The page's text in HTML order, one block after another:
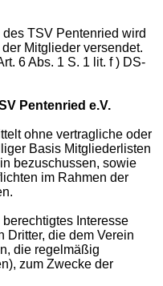
TSV Pentenried wird
Mitglieder versendet.
6 Abs. 1 S. 1 lit. f ) DS-
Pentenried e.V.
ohne vertragliche oder
Basis Mitgliederlisten
bezuschussen, sowie
im Rahmen der
Interesse
Dritter, die dem Verein
die regelmäßig
zum Zwecke der